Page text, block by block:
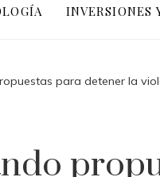
INVERSIONES
para detener la